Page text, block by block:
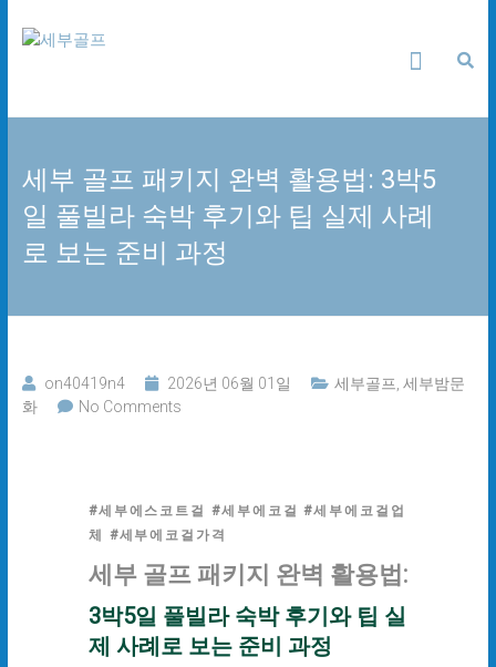
세
프
24
시
세부 골프 패키지 완벽 활용법: 3박5
일 풀빌라 숙박 후기와 팁 실제 사례
로 보는 준비 과정
on40419n4 2026년 06월 01일 세부골프 세부밤문
화
No Comments
#세부에스코트걸 #세부에코걸 #세부에코걸업
체 #세부에코걸가격
세부 골프 패키지 완벽 활용법:
3박5일 풀빌라 숙박 후기와 팁 실
제 사례로 보는 준비 과정